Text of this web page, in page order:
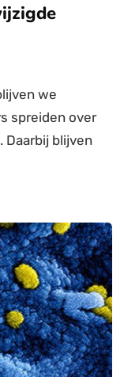
we
spreiden over
blijven